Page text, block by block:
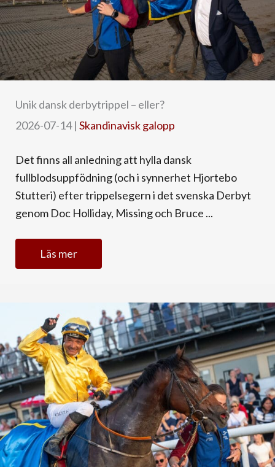
Unik dansk derbytrippel – eller?
2026-07-14| Skandinavisk galopp
Det finns all anledning att hylla dansk
fullblodsuppfödning (och i synnerhet Hjortebo
Stutteri) efter trippelsegern i det svenska Derbyt
genom Doc Holliday, Missing och Bruce ...
Läs mer